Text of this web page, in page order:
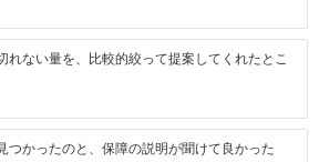
れない量を、比較的絞って提案してくれたとこ
つかったのと、保障の説明が聞けて良かった